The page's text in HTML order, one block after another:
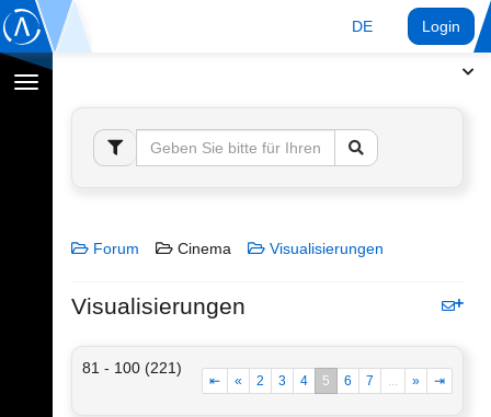
DE Login
Navigation
umschalten
Forum Cinema Visualisierungen
Visualisierungen
81 - 100 (221)
⇤ « 2 3 4 5 6 7 ... » ⇥